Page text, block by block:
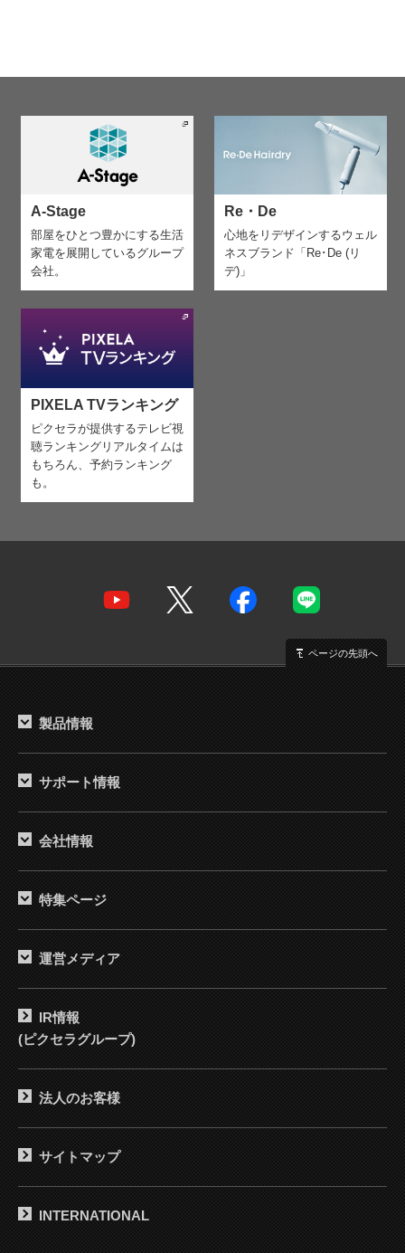
A-Stage
部屋をひとつ豊かにする生活
家電を展開しているグループ
会社。
Re・De
心地をリデザインするウェル
ネスブランド「Re･De (リ
デ)」
PIXELA TVランキング
ピクセラが提供するテレビ視
聴ランキング リアルタイムは
もちろん、予約ランキング
も。
ページの先頭へ
製品情報
サポート情報
会社情報
特集ページ
運営メディア
IR情報
(ピクセラグループ)
法人のお客様
サイトマップ
INTERNATIONAL